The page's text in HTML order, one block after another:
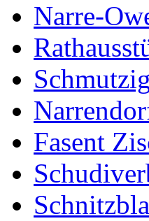
Narre-
Fasent